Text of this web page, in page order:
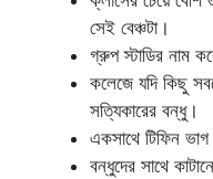
সেই বেঞ্চটা।
গ্রুপ স্টাডির নাম
কলেজে যদি কিছু
সত্যিকারের বন্ধু।
একসাথে টিফিন
বন্ধুদের সাথে